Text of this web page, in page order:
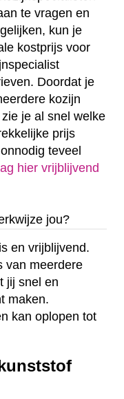
te vragen en
kun je
kostprijs voor
Doordat je
kozijn
je al snel welke
prijs
teveel
hier vrijblijvend
jou?
en vrijblijvend.
van meerdere
jij snel en
maken.
kan oplopen tot